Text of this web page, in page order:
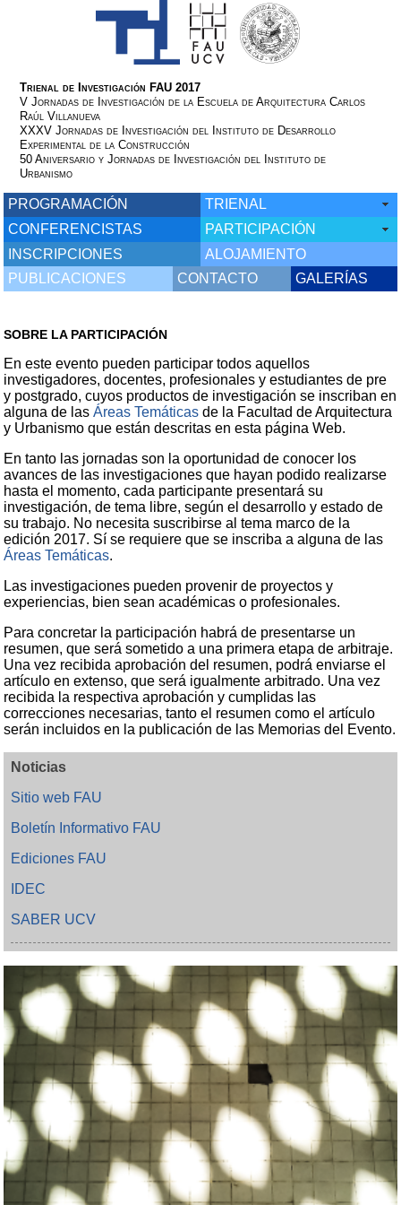
Trienal de Investigación FAU 2017
V Jornadas de Investigación de la Escuela de Arquitectura Carlos
Raúl Villanueva
XXXV Jornadas de Investigación del Instituto de Desarrollo
Experimental de la Construcción
50 Aniversario y Jornadas de Investigación del Instituto de
Urbanismo
PROGRAMACIÓN
TRIENAL
CONFERENCISTAS
PARTICIPACIÓN
INSCRIPCIONES
ALOJAMIENTO
PUBLICACIONES
CONTACTO GALERÍAS
SOBRE LA PARTICIPACIÓN
En este evento pueden participar todos aquellos
investigadores, docentes, profesionales y estudiantes de pre
y postgrado, cuyos productos de investigación se inscriban en
alguna de lasÁreas Temáticas de la Facultad de Arquitectura
y Urbanismo que están descritas en esta página Web.
En tanto las jornadas son la oportunidad de conocer los
avances de las investigaciones que hayan podido realizarse
hasta el momento, cada participante presentará su
investigación, de tema libre, según el desarrollo y estado de
su trabajo. No necesita suscribirse al tema marco de la
edición 2017. Sí se requiere que se inscriba a alguna de las
Áreas Temáticas.
Las investigaciones pueden provenir de proyectos y
experiencias, bien sean académicas o profesionales.
Para concretar la participación habrá de presentarse un
resumen, que será sometido a una primera etapa de arbitraje.
Una vez recibida aprobación del resumen, podrá enviarse el
artículo en extenso, que será igualmente arbitrado. Una vez
recibida la respectiva aprobación y cumplidas las
correcciones necesarias, tanto el resumen como el artículo
serán incluidos en la publicación de las Memorias del Evento.
Noticias
Sitio web FAU
Boletín Informativo FAU
Ediciones FAU
IDEC
SABER UCV